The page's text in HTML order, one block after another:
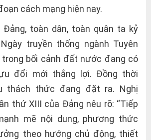
cách mạng hiện nay.
Đảng, toàn dân, toàn quân ta kỷ
truyền thống ngành Tuyên
bối cảnh đất nước đang có
đổi mới thắng lợi. Đồng thời
thách thức đang đặt ra. Nghị
thứ XIII của Đảng nêu rõ: “Tiếp
mẽ nội dung, phương thức
theo hướng chủ động, thiết